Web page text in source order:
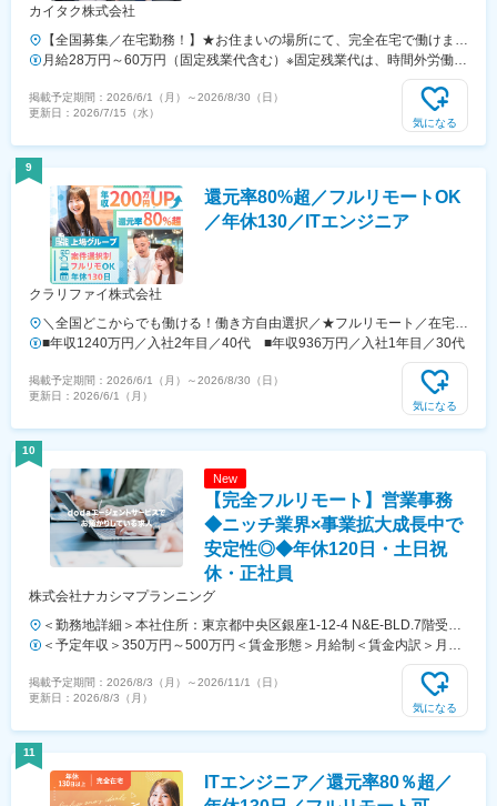
カイタク株式会社
【全国募集／在宅勤務！】★お住まいの場所にて、完全在宅で働けま
す！＜本社＞東京都新宿区中町19-6＜交通アクセス＞・都営大江戸線
「牛込神楽坂駅」より徒歩4分・東京メトロ東西線「神楽坂駅」より徒
歩8分・JR中央線／総武線「飯田橋駅」より徒歩約14分※受動喫煙防止
対策：屋内禁煙
月給28万円～60万円（固定残業代含む）※固定残業代は、時間外労働の
有無に関わらず25時間分を、月4万4512円～9万5382円支給※上記を超
える時間外労働分は追加で支給
掲載予定期間： 2026/6/1（月） ～2026/8/30（日）
更新日： 2026/7/15（水）
気になる
9
還元率80%超／フルリモートOK
／年休130／ITエンジニア
クラリファイ株式会社
＼全国どこからでも働ける！働き方自由選択／★フルリモート／在宅ワ
ークOK◎★勤務地は希望を考慮し決定！★転居を伴う転勤なし★東
京・大阪・名古屋・北海道・福岡など、全国の希望勤務地で勤務可能！
★上京・地方移住など、ライフスタイルに合わせた働き方も実現できま
す！★U/Iターン歓迎！★自動車通勤可能（規定あり）【本社】東京都
駅前2-1-1 福岡朝日ビル1F【北海道支社】北海道札幌市中央区南2条西
10-1000-24 TAKETOビル
■年収1240万円／入社2年目／40代 ■年収936万円／入社1年目／30代
掲載予定期間： 2026/6/1（月） ～2026/8/30（日）
更新日： 2026/6/1（月）
気になる
10
New
【完全フルリモート】営業事務
◆ニッチ業界×事業拡大成長中で
安定性◎◆年休120日・土日祝
休・正社員
株式会社ナカシマプランニング
＜勤務地詳細＞本社住所：東京都中央区銀座1-12-4 N&E-BLD.7階受動
喫煙対策：屋内全面禁煙変更の範囲：会社の定める事業所
＜予定年収＞350万円～500万円＜賃金形態＞月給制＜賃金内訳＞月額
（基本給）：220,000円～270,000円＜月給＞220,000円～270,000円＜
昇給有無＞有＜残業手当＞有＜給与補足＞■賞与：あり■昇給：あり賃
金はあくまでも目安の金額であり、選考を通じて上下する可能性があり
掲載予定期間： 2026/8/3（月） ～2026/11/1（日）
更新日： 2026/8/3（月）
気になる
11
ITエンジニア／還元率80％超／